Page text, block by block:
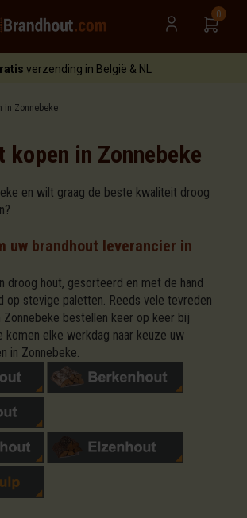
0
verzending in België & NL
in Zonnebeke
kopen in Zonnebeke
en wilt graag de beste kwaliteit droog
uw brandhout leverancier in
droog hout, gesorteerd en met de hand
op stevige paletten. Reeds vele tevreden
Zonnebeke bestellen keer op keer bij
komen elke werkdag naar keuze uw
in Zonnebeke.